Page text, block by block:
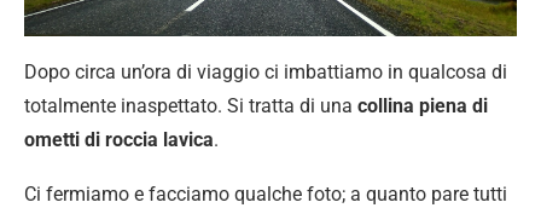
Dopo circa un’ora di viaggio ci imbattiamo in qualcosa di
totalmente inaspettato. Si tratta di una collina piena di
ometti di roccia lavica.
Ci fermiamo e facciamo qualche foto; a quanto pare tutti